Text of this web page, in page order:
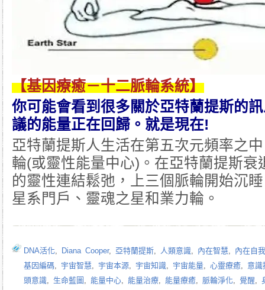
【基因療癒－十二脈輪系統】
你可能會看到很多關於亞特蘭提斯的
議的能量正在回歸。就是現在!
亞特蘭提斯人生活在第五次元頻率之
輪(或靈性能量中心)。在亞特蘭提斯衰
的靈性連結鬆弛，上三個脈輪開始沉
星系門戶、靈魂之星和業力輪。
DNA活化, Diana Cooper, 亞特蘭提斯, 人類意識, 內在智慧, 內在自我
基因編碼, 宇宙智慧, 宇宙本源, 宇宙知識, 宇宙能量, 心靈療癒, 意識
頭意識, 生命藍圖 , 能量中心, 能量治療, 能量療癒, 脈輪淨化, 覺醒,